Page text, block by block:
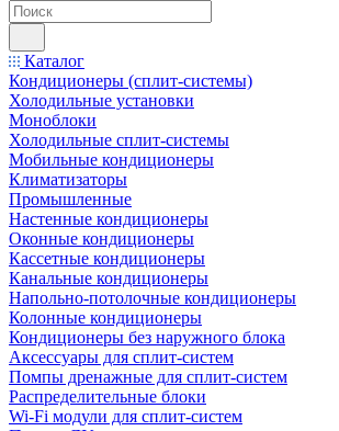
Каталог
Кондиционеры (сплит-системы)
Холодильные установки
Моноблоки
Холодильные сплит-системы
Мобильные кондиционеры
Климатизаторы
Промышленные
Настенные кондиционеры
Оконные кондиционеры
Кассетные кондиционеры
Канальные кондиционеры
Напольно-потолочные кондиционеры
Колонные кондиционеры
Кондиционеры без наружного блока
Аксессуары для сплит-систем
Помпы дренажные для сплит-систем
Распределительные блоки
Wi-Fi модули для сплит-систем